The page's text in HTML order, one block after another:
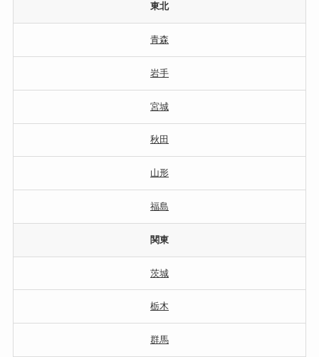
東北
青森
岩手
宮城
秋田
山形
福島
関東
茨城
栃木
群馬